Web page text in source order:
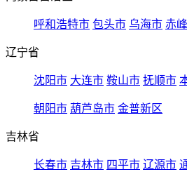
呼和浩特市 包头市 乌海市 赤
辽宁省
沈阳市 大连市 鞍山市 抚顺市
朝阳市 葫芦岛市 金普新区
吉林省
长春市 吉林市 四平市 辽源市